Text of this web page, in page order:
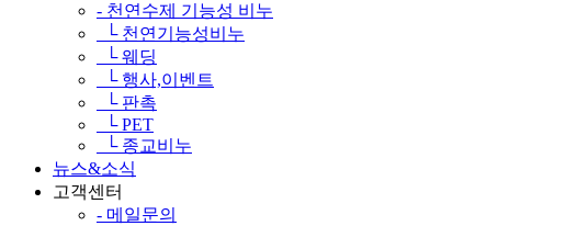
- 천연수제 기능성 비누
└ 천연기능성비누
└ 웨딩
└ 행사,이벤트
└ 판촉
└ PET
└ 종교비누
뉴스&소식
고객센터
- 메일문의